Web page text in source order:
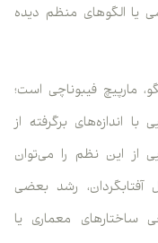
یا الگوهای منظم دیده
مارپیچ فیبوناچی است؛
اندازه‌های برگرفته از
از این نظم را می‌توان
رشد بعضی
معماری یا